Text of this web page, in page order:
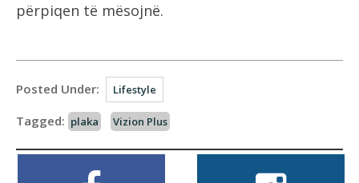
përpiqen të mësojnë.
Posted Under: Lifestyle
Tagged: plaka Vizion Plus